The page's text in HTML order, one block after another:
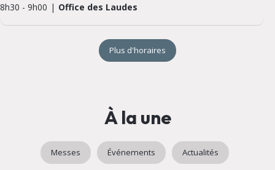
8h30 - 9h00 Office des Laudes
Plus d'horaires
À la une
Messes Événements Actualités